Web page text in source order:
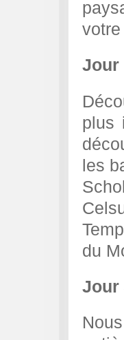
Jour
plus
les
du
Jour